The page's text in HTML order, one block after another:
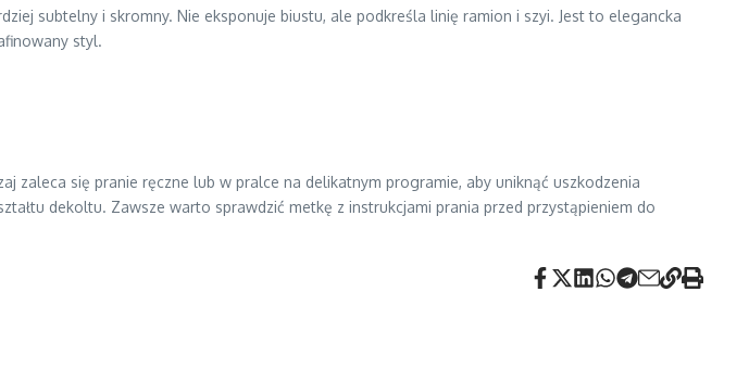
subtelny i skromny. Nie eksponuje biustu, ale podkreśla linię ramion i szyi. Jest to elegancka
styl.
zaleca się pranie ręczne lub w pralce na delikatnym programie, aby uniknąć uszkodzenia
dekoltu. Zawsze warto sprawdzić metkę z instrukcjami prania przed przystąpieniem do